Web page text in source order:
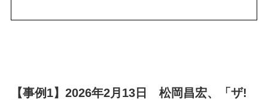
【事例1】2026年2月13日 松岡昌宏、「ザ!